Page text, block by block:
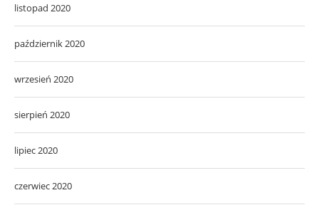
listopad 2020
październik 2020
wrzesień 2020
sierpień 2020
lipiec 2020
czerwiec 2020